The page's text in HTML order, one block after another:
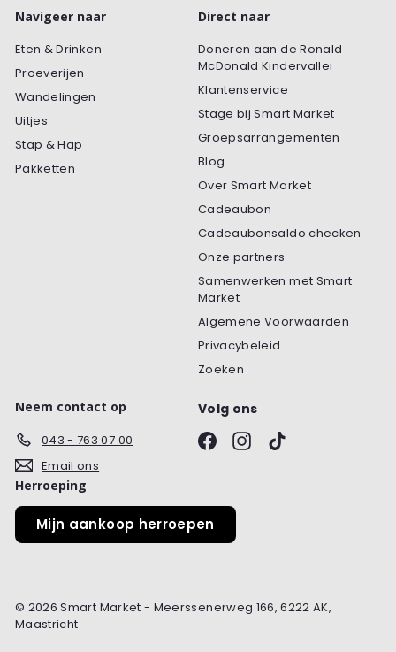
Navigeer naar
Eten & Drinken
Proeverijen
Wandelingen
Uitjes
Stap & Hap
Pakketten
Direct naar
Doneren aan de Ronald
McDonald Kindervallei
Klantenservice
Stage bij Smart Market
Groepsarrangementen
Blog
Over Smart Market
Cadeaubon
Cadeaubonsaldo checken
Onze partners
Samenwerken met Smart
Market
Algemene Voorwaarden
Privacybeleid
Zoeken
Neem contact op
043 - 763 07 00
Email ons
Volg ons
FacebookInstagram
TikTok
Herroeping
Mijn aankoop herroepen
© 2026 Smart Market - Meerssenerweg 166, 6222 AK,
Maastricht